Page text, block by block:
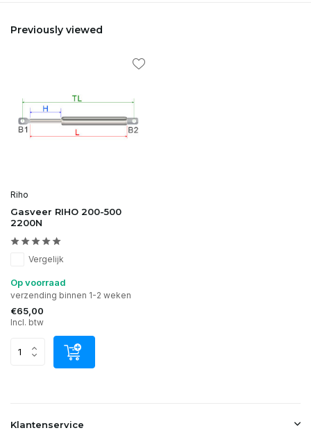
Previously viewed
Riho
Gasveer RIHO 200-500
2200N
Vergelijk
Op voorraad
verzending binnen 1-2 weken
€65,00
Incl. btw
Klantenservice